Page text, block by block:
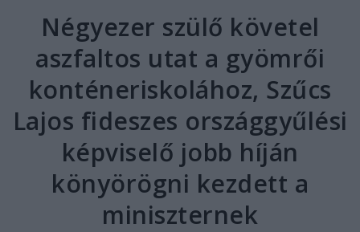
Négyezer szülő követel
aszfaltos utat a gyömrői
konténeriskolához, Szűcs
Lajos fideszes országgyűlési
képviselő jobb híján
könyörögni kezdett a
miniszternek